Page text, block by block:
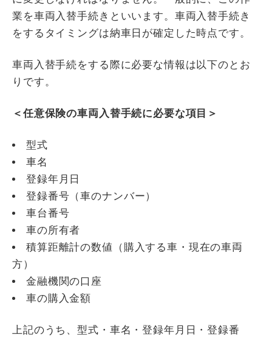
業を車両入替手続きといいます。車両入替手続き
をするタイミングは納車日が確定した時点です。
車両入替手続をする際に必要な情報は以下のとお
りです。
＜任意保険の車両入替手続に必要な項目＞
型式
車名
登録年月日
登録番号（車のナンバー）
車台番号
車の所有者
積算距離計の数値（購入する車・現在の車両
方）
金融機関の口座
車の購入金額
上記のうち、型式・車名・登録年月日・登録番